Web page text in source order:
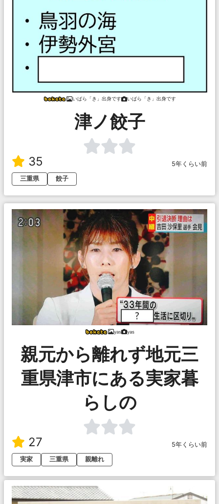
いばら「き」出身です いばら「き」出身です
津ノ餃子
35
5年くらい前
三重県
餃子
yas yas
親元から離れず地元三
重県津市にある実家暮
らしの
27
5年くらい前
実家
三重県 親離れ